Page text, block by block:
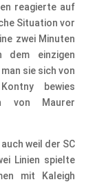
reagierte auf
Situation vor
zwei Minuten
dem einzigen
sie sich von
bewies
von Maurer
weil der SC
Linien spielte
mit Kaleigh